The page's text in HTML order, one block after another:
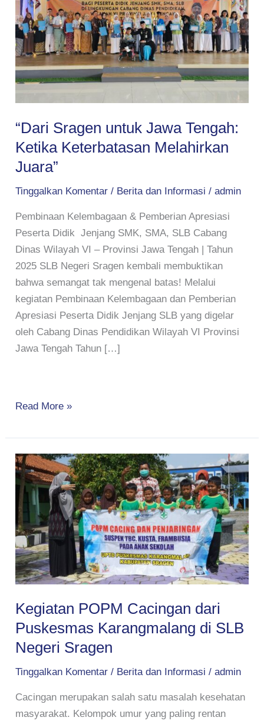
“Dari Sragen untuk Jawa Tengah:
Ketika Keterbatasan Melahirkan
Juara”
Tinggalkan Komentar / Berita dan Informasi /admin
Pembinaan Kelembagaan & Pemberian Apresiasi
Peserta Didik Jenjang SMK, SMA, SLB Cabang
Dinas Wilayah VI – Provinsi Jawa Tengah | Tahun
2025 SLB Negeri Sragen kembali membuktikan
bahwa semangat tak mengenal batas! Melalui
kegiatan Pembinaan Kelembagaan dan Pemberian
Apresiasi Peserta Didik Jenjang SLB yang digelar
oleh Cabang Dinas Pendidikan Wilayah VI Provinsi
Jawa Tengah Tahun […]
Ketika
Keterbatasan
Melahirkan
Juara”
Read More »
Kegiatan POPM Cacingan dari
Puskesmas Karangmalang di SLB
Negeri Sragen
Tinggalkan Komentar / Berita dan Informasi /admin
Cacingan merupakan salah satu masalah kesehatan
masyarakat. Kelompok umur yang paling rentan
Kegiatan
POPM
Cacingan
dari
Puskesmas
Karangmalang
di
SLB
Sragen